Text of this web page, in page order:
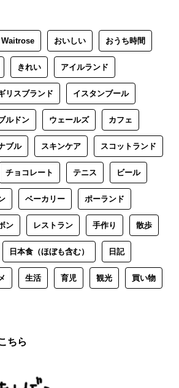
Waitrose おいしい おうち時間
きれい アイルランド
リスブランド イスタンブール
ルドン ウェールズ カフェ
ブル スキンケア スコットランド
チョコレート テニス ビール
ベーカリー ポーランド
ン レストラン 手作り 散歩
日本食（ほぼも含む） 日記
生活 育児 観光 買い物
ちら